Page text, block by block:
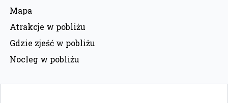
Mapa
Atrakcje w pobliżu
Gdzie zjeść w pobliżu
Nocleg w pobliżu